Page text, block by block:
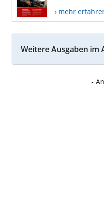
› mehr
Weitere Ausgaben im
-